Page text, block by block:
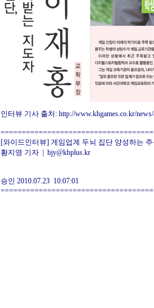
인터뷰 기사 출처: http://www.khgames.co.kr/
[와이드인터뷰] 게임업계 두뇌 집단 양성하는
황지영 기자 | hjy@khplus.kr
승인 2010.07.23 10:07:01